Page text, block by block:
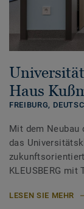
Haus
FREIBURG,
Mit dem Neubau
das
KLEUSBERG
LESEN SIE MEHR